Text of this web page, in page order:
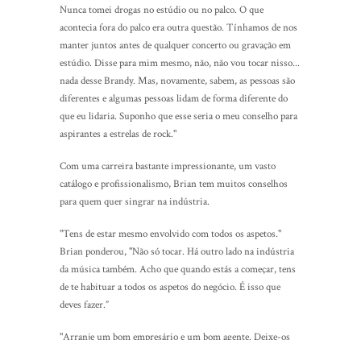
Nunca tomei drogas no estúdio ou no palco. O que
acontecia fora do palco era outra questão. Tínhamos de nos
manter juntos antes de qualquer concerto ou gravação em
estúdio. Disse para mim mesmo, não, não vou tocar nisso...
nada desse Brandy. Mas, novamente, sabem, as pessoas são
diferentes e algumas pessoas lidam de forma diferente do
que eu lidaria. Suponho que esse seria o meu conselho para
aspirantes a estrelas de rock."
Com uma carreira bastante impressionante, um vasto
catálogo e profissionalismo, Brian tem muitos conselhos
para quem quer singrar na indústria.
"Tens de estar mesmo envolvido com todos os aspetos."
Brian ponderou, "Não só tocar. Há outro lado na indústria
da música também. Acho que quando estás a começar, tens
de te habituar a todos os aspetos do negócio. É isso que
deves fazer.”
"Arranje um bom empresário e um bom agente. Deixe-os